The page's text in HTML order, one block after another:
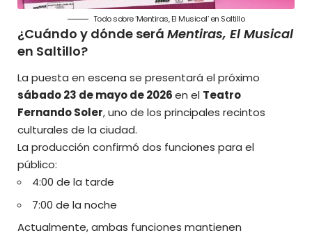
Todo sobre ‘Mentiras, El Musical’ en Saltillo
¿Cuándo y dónde será Mentiras, El Musical
en Saltillo?
La puesta en escena se presentará el próximo
sábado 23 de mayo de 2026en el Teatro
Fernando Soler, uno de los principales recintos
culturales de la ciudad.
La producción confirmó dos funciones para el
público:
4:00 de la tarde
7:00 de la noche
Actualmente, ambas funciones mantienen